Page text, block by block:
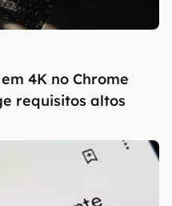
4K no Chrome
requisitos altos